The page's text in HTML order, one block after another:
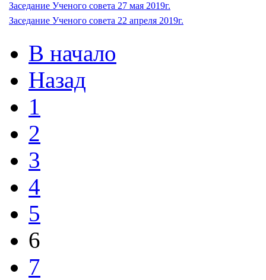
Заседание Ученого совета 27 мая 2019г.
Заседание Ученого совета 22 апреля 2019г.
В начало
Назад
1
2
3
4
5
6
7